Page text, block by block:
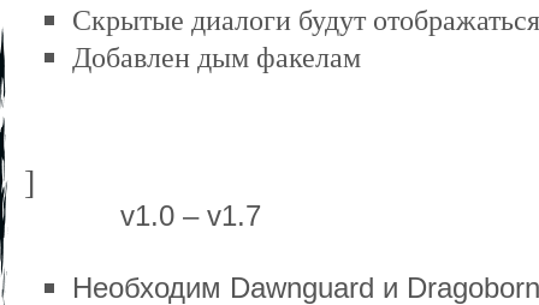
Скрытые диалоги будут
Добавлен дым факелам
]
v1.0 – v1.7
Необходим Dawnguard и